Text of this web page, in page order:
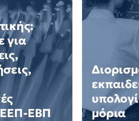
για
ΕΕΠ-ΕΒΠ
μόρια